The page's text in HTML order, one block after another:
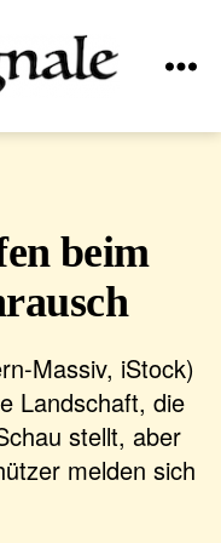
beim
Massiv, iStock)
Landschaft, die
stellt, aber
melden sich